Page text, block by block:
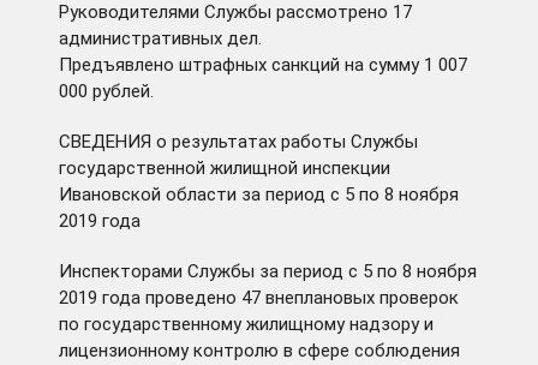
Руководителями Службы рассмотрено 17
административных дел.
Предъявлено штрафных санкций на сумму 1 007
000 рублей.
СВЕДЕНИЯ о результатах работы Службы
государственной жилищной инспекции
Ивановской области за период с 5 по 8 ноября
2019 года
Инспекторами Службы за период с 5 по 8 ноября
2019 года проведено 47 внеплановых проверок
по государственному жилищному надзору и
лицензионному контролю в сфере соблюдения